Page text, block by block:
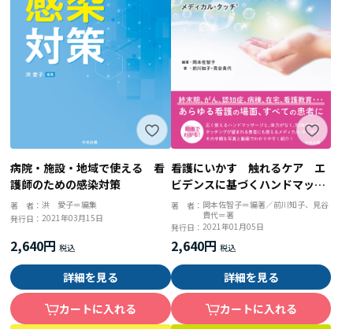
病院・施設・地域で使える 看
護師のための感染対策
著 者：洪 愛子＝編集
発行日：2021年03月15日
2,640円
詳細を見る
カートに入れる
看護にいかす 触れるケア エ
ビデンスに基づくハンドマッサ
ージとメディカル・タッチ
著 者： 岡本佐智子＝編著／前川知子、見谷
貴代＝著
発行日： 2021年01月05日
2,640円
詳細を見る
カートに入れる